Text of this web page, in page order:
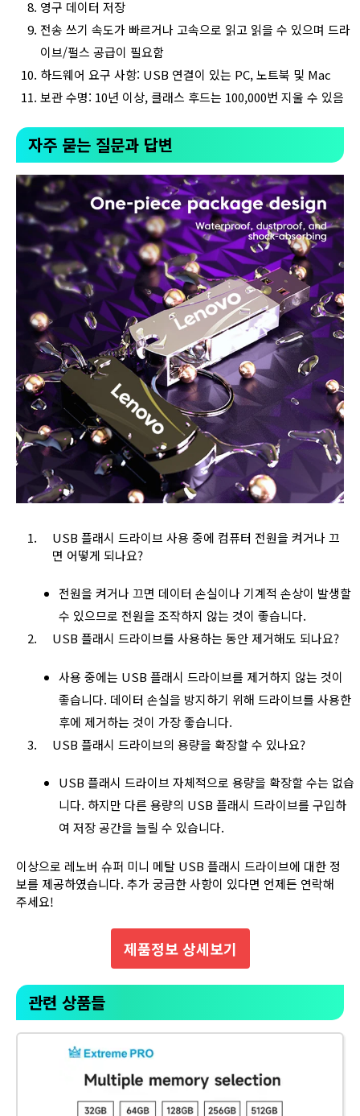
영구 데이터 저장
전송 쓰기 속도가 빠르거나 고속으로 읽고 읽을 수 있으며 드라
이브/펄스 공급이 필요함
하드웨어 요구 사항: USB 연결이 있는 PC, 노트북 및 Mac
보관 수명: 10년 이상, 클래스 후드는 100,000번 지울 수 있음
자주 묻는 질문과 답변
USB 플래시 드라이브 사용 중에 컴퓨터 전원을 켜거나 끄
면 어떻게 되나요?
전원을 켜거나 끄면 데이터 손실이나 기계적 손상이 발생할
수 있으므로 전원을 조작하지 않는 것이 좋습니다.
USB 플래시 드라이브를 사용하는 동안 제거해도 되나요?
사용 중에는 USB 플래시 드라이브를 제거하지 않는 것이
좋습니다. 데이터 손실을 방지하기 위해 드라이브를 사용한
후에 제거하는 것이 가장 좋습니다.
USB 플래시 드라이브의 용량을 확장할 수 있나요?
USB 플래시 드라이브 자체적으로 용량을 확장할 수는 없습
니다. 하지만 다른 용량의 USB 플래시 드라이브를 구입하
여 저장 공간을 늘릴 수 있습니다.
이상으로 레노버 슈퍼 미니 메탈 USB 플래시 드라이브에 대한 정
보를 제공하였습니다. 추가 궁금한 사항이 있다면 언제든 연락해
주세요!
제품정보 상세보기
관련 상품들